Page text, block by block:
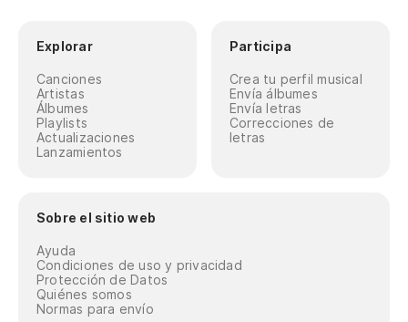
Explorar
Canciones
Artistas
Álbumes
Playlists
Actualizaciones
Lanzamientos
Participa
Crea tu perfil musical
Envía álbumes
Envía letras
Correcciones de
letras
Sobre el sitio web
Ayuda
Condiciones de uso y privacidad
Protección de Datos
Quiénes somos
Normas para envío